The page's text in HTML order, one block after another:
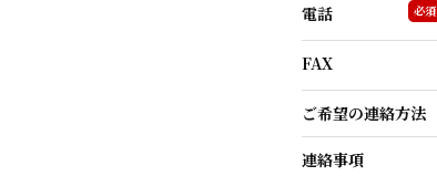
必須
電話
FAX
ご希望の連絡方法
連絡事項